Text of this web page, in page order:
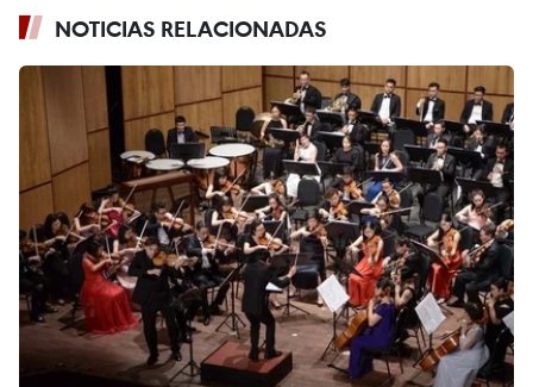
NOTICIAS RELACIONADAS